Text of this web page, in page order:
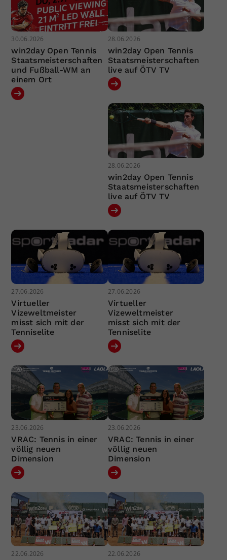
30.06.2026
win2day Open Tennis
Staatsmeisterschaften
und Fußball-WM an
einem Ort
28.06.2026
win2day Open Tennis
Staatsmeisterschaften
live auf ÖTV TV
28.06.2026
win2day Open Tennis
Staatsmeisterschaften
live auf ÖTV TV
27.06.2026
Virtueller
Vizeweltmeister
misst sich mit der
Tenniselite
27.06.2026
Virtueller
Vizeweltmeister
misst sich mit der
Tenniselite
23.06.2026
VRAC: Tennis in einer
völlig neuen
Dimension
23.06.2026
VRAC: Tennis in einer
völlig neuen
Dimension
22.06.2026 22.06.2026